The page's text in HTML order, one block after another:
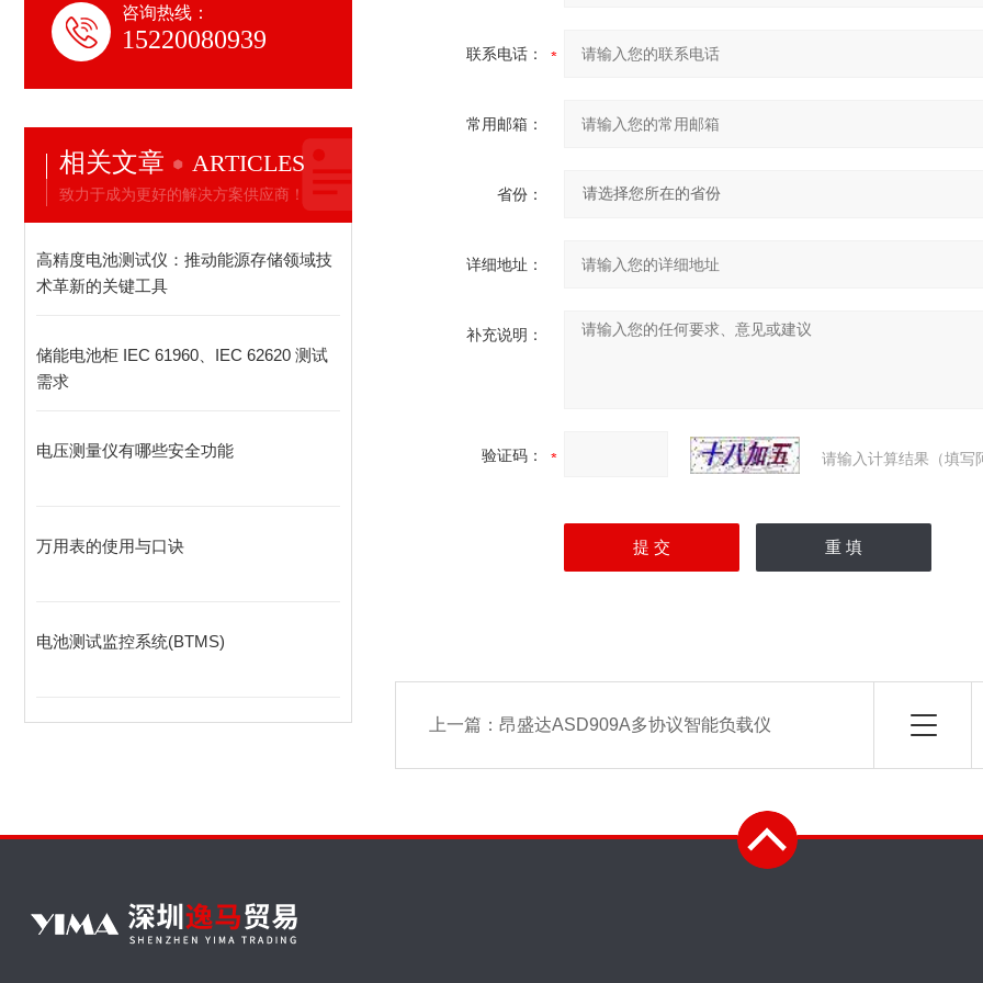
咨询热线：
15220080939
相关文章 ARTICLES
致力于成为更好的解决方案供应商！
高精度电池测试仪：推动能源存储领域技
术革新的关键工具
储能电池柜 IEC 61960、IEC 62620 测试
需求
电压测量仪有哪些安全功能
万用表的使用与口诀
电池测试监控系统(BTMS)
联系电话：
常用邮箱：
省份：
详细地址：
补充说明：
验证码： 请输入计算结果（填写
上一篇： 昂盛达ASD909A多协议智能负载仪